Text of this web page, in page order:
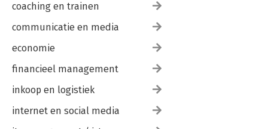
coaching en trainen
communicatie en media
economie
financieel management
inkoop en logistiek
internet en social media